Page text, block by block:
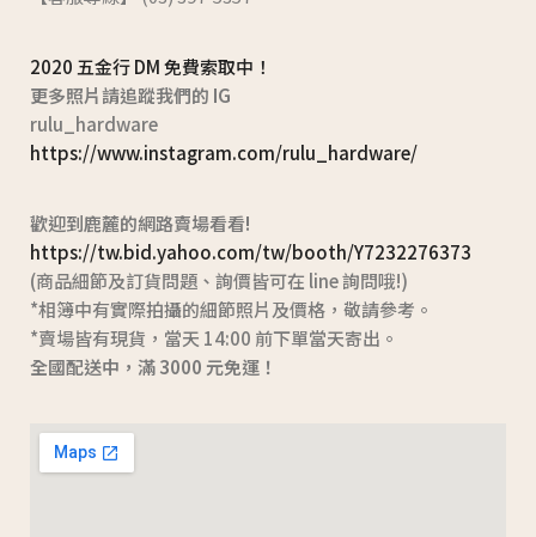
2020 五金行 DM 免費索取中！
更多照片請追蹤我們的 IG
rulu_hardware
https://www.instagram.com/rulu_hardware/
歡迎到鹿麓的網路賣場看看!
https://tw.bid.yahoo.com/tw/booth/Y7232276373
(商品細節及訂貨問題、詢價皆可在 line 詢問哦!)
*相簿中有實際拍攝的細節照片及價格，敬請參考。
*賣場皆有現貨，當天 14:00 前下單當天寄出。
全國配送中，滿 3000 元免運！